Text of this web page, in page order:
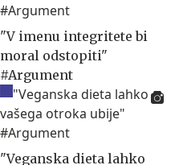
"V imenu integritete bi
moral odstopiti"
#Argument
"Veganska dieta lahko